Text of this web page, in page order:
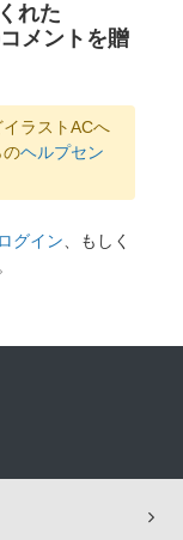
れた
メントを贈
ラストACへ
のヘルプセン
グイン、もしく